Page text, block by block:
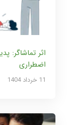
اثر تماشاگر:
اضطراری
11 خرداد 1404